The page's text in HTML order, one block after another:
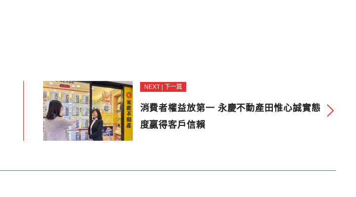
NEXT | 下一篇
消費者權益放第一 永慶不動產田惟心誠實態
度贏得客戶信賴